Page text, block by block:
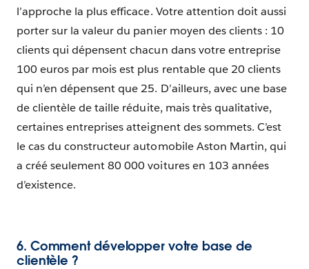
l’approche la plus efficace. Votre attention doit aussi
porter sur la valeur du panier moyen des clients : 10
clients qui dépensent chacun dans votre entreprise
100 euros par mois est plus rentable que 20 clients
qui n’en dépensent que 25. D’ailleurs, avec une base
de clientèle de taille réduite, mais très qualitative,
certaines entreprises atteignent des sommets. C’est
le cas du constructeur automobile Aston Martin, qui
a créé seulement 80 000 voitures en 103 années
d’existence.
6. Comment développer votre base de
clientèle ?